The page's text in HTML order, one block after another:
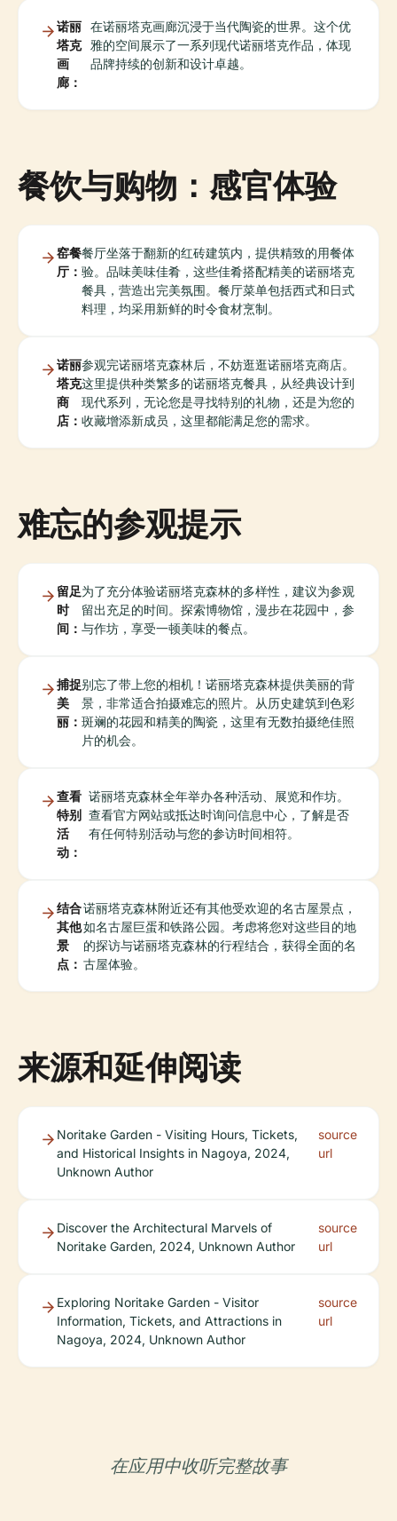
诺丽
塔克
画
廊：
在诺丽塔克画廊沉浸于当代陶瓷的世界。这个优
雅的空间展示了一系列现代诺丽塔克作品，体现
品牌持续的创新和设计卓越。
餐饮与购物：感官体验
窑餐
厅：
餐厅坐落于翻新的红砖建筑内，提供精致的用餐体
验。品味美味佳肴，这些佳肴搭配精美的诺丽塔克
餐具，营造出完美氛围。餐厅菜单包括西式和日式
料理，均采用新鲜的时令食材烹制。
诺丽
塔克
商
店：
参观完诺丽塔克森林后，不妨逛逛诺丽塔克商店。
这里提供种类繁多的诺丽塔克餐具，从经典设计到
现代系列，无论您是寻找特别的礼物，还是为您的
收藏增添新成员，这里都能满足您的需求。
难忘的参观提示
留足
时
间：
为了充分体验诺丽塔克森林的多样性，建议为参观
留出充足的时间。探索博物馆，漫步在花园中，参
与作坊，享受一顿美味的餐点。
捕捉
美
丽：
别忘了带上您的相机！诺丽塔克森林提供美丽的背
景，非常适合拍摄难忘的照片。从历史建筑到色彩
斑斓的花园和精美的陶瓷，这里有无数拍摄绝佳照
片的机会。
查看
特别
活
动：
诺丽塔克森林全年举办各种活动、展览和作坊。
查看官方网站或抵达时询问信息中心，了解是否
有任何特别活动与您的参访时间相符。
结合
其他
景
点：
诺丽塔克森林附近还有其他受欢迎的名古屋景点，
如名古屋巨蛋和铁路公园。考虑将您对这些目的地
的探访与诺丽塔克森林的行程结合，获得全面的名
古屋体验。
来源和延伸阅读
Noritake Garden - Visiting Hours, Tickets,
and Historical Insights in Nagoya, 2024,
Unknown Author
source
url
Discover the Architectural Marvels of
Noritake Garden, 2024, Unknown Author
source
url
Exploring Noritake Garden - Visitor
Information, Tickets, and Attractions in
Nagoya, 2024, Unknown Author
source
url
在应用中收听完整故事